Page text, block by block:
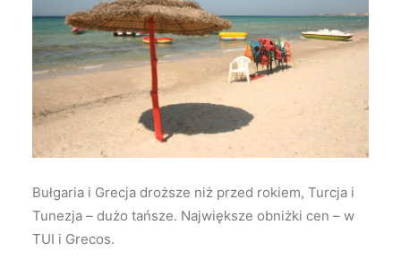
Wyszukiwanie
Bułgaria i Grecja droższe niż przed rokiem, Turcja i
Tunezja – dużo tańsze. Największe obniżki cen – w
TUI i Grecos.